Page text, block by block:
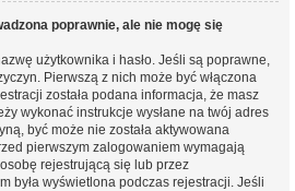
poprawnie, ale nie mogę się
użytkownika i hasło. Jeśli są poprawne,
Pierwszą z nich może być włączona
została podana informacja, że masz
wykonać instrukcje wysłane na twój adres
być może nie została aktywowana
pierwszym zalogowaniem wymagają
rejestrującą się lub przez
była wyświetlona podczas rejestracji. Jeśli